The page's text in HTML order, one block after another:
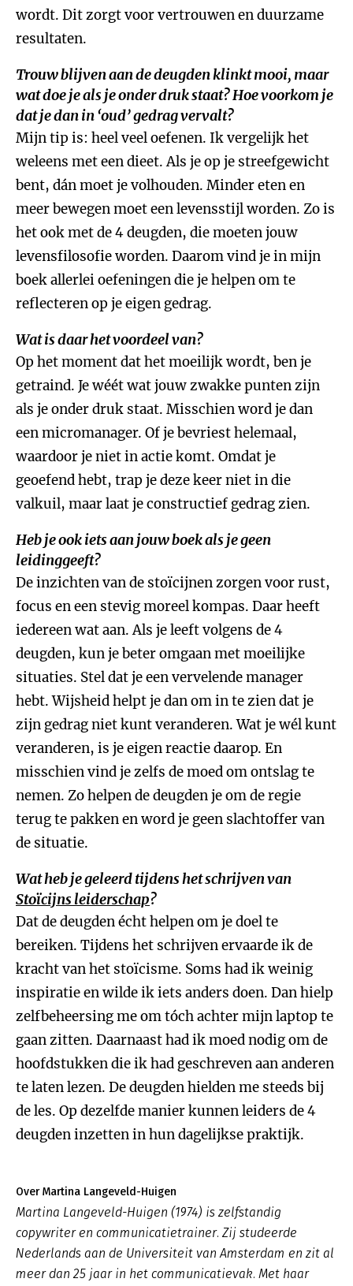
wordt. Dit zorgt voor vertrouwen en duurzame
resultaten.
Trouw blijven aan de deugden klinkt mooi, maar
wat doe je als je onder druk staat? Hoe voorkom je
dat je dan in ‘oud’ gedrag vervalt?
Mijn tip is: heel veel oefenen. Ik vergelijk het
weleens met een dieet. Als je op je streefgewicht
bent, dán moet je volhouden. Minder eten en
meer bewegen moet een levensstijl worden. Zo is
het ook met de 4 deugden, die moeten jouw
levensfilosofie worden. Daarom vind je in mijn
boek allerlei oefeningen die je helpen om te
reflecteren op je eigen gedrag.
Wat is daar het voordeel van?
Op het moment dat het moeilijk wordt, ben je
getraind. Je wéét wat jouw zwakke punten zijn
als je onder druk staat. Misschien word je dan
een micromanager. Of je bevriest helemaal,
waardoor je niet in actie komt. Omdat je
geoefend hebt, trap je deze keer niet in die
valkuil, maar laat je constructief gedrag zien.
Heb je ook iets aan jouw boek als je geen
leidinggeeft?
De inzichten van de stoïcijnen zorgen voor rust,
focus en een stevig moreel kompas. Daar heeft
iedereen wat aan. Als je leeft volgens de 4
deugden, kun je beter omgaan met moeilijke
situaties. Stel dat je een vervelende manager
hebt. Wijsheid helpt je dan om in te zien dat je
zijn gedrag niet kunt veranderen. Wat je wél kunt
veranderen, is je eigen reactie daarop. En
misschien vind je zelfs de moed om ontslag te
nemen. Zo helpen de deugden je om de regie
terug te pakken en word je geen slachtoffer van
de situatie.
Wat heb je geleerd tijdens het schrijven van
Stoïcijns leiderschap?
Dat de deugden écht helpen om je doel te
bereiken. Tijdens het schrijven ervaarde ik de
kracht van het stoïcisme. Soms had ik weinig
inspiratie en wilde ik iets anders doen. Dan hielp
zelfbeheersing me om tóch achter mijn laptop te
gaan zitten. Daarnaast had ik moed nodig om de
hoofdstukken die ik had geschreven aan anderen
te laten lezen. De deugden hielden me steeds bij
de les. Op dezelfde manier kunnen leiders de 4
deugden inzetten in hun dagelijkse praktijk.
Over Martina Langeveld-Huigen
Martina Langeveld-Huigen (1974) is zelfstandig
copywriter en communicatietrainer. Zij studeerde
Nederlands aan de Universiteit van Amsterdam en zit al
meer dan 25 jaar in het communicatievak. Met haar